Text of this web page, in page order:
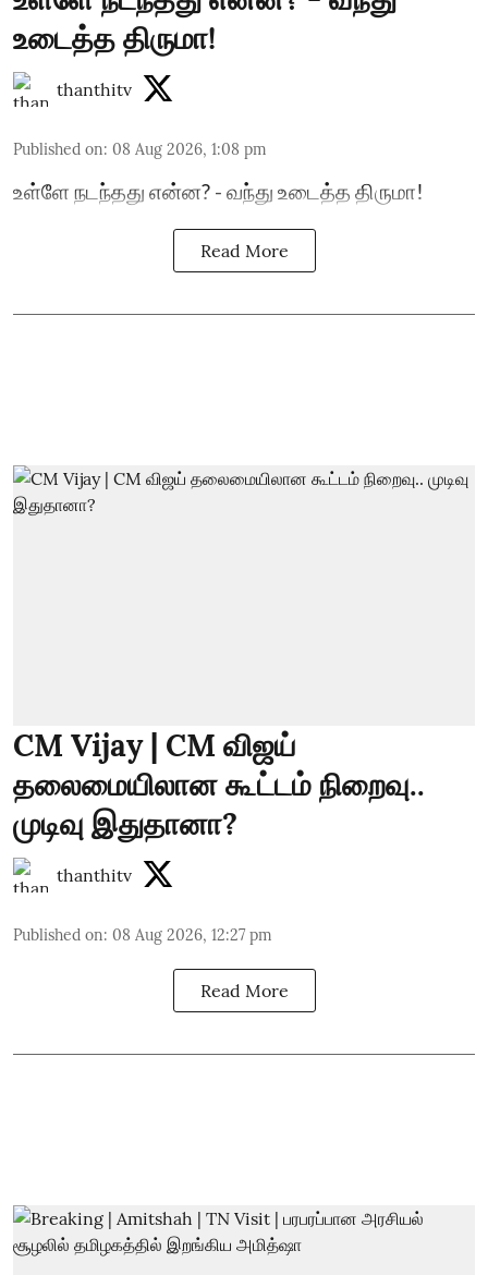
உடைத்த திருமா!
thanthitv
Published on: 08 Aug 2026, 1:08 pm
உள்ளே நடந்தது என்ன? - வந்து உடைத்த திருமா!
Read More
CM Vijay | CM விஜய்
தலைமையிலான கூட்டம் நிறைவு..
முடிவு இதுதானா?
thanthitv
Published on: 08 Aug 2026, 12:27 pm
Read More